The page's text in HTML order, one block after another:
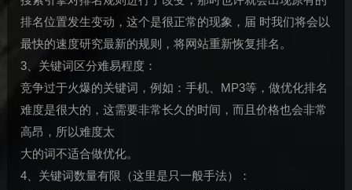
排名位置发生变动，这个是很正常的现象，届 时我们将会以
最快的速度研究最新的规则，将网站重新恢复排名。
3、关键词区分难易程度：
竞争过于火爆的关键词，例如：手机、MP3等，做优化排名
难度是很大的，这需要非常长久的时间，而且价格也会非常
高昂，所以难度太
大的词不适合做优化。
4、关键词数量有限（这里是只一般手法）：